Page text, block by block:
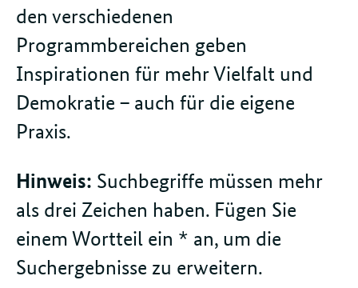
den verschiedenen
Programmbereichen geben
Inspirationen für mehr Vielfalt und
Demokratie – auch für die eigene
Praxis.
Hinweis: Suchbegriffe müssen mehr
als drei Zeichen haben. Fügen Sie
einem Wortteil ein * an, um die
Suchergebnisse zu erweitern.